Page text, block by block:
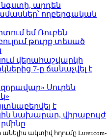
արդեն
ողբերգական
եմ Ռուբեն
թուրք տեսած
վերահաշվարկի
7-ը ճանաչվել է
Սուրեն
է
նախարար, վիրաբույժ
անելիս ակտիվ հղումը Lurer.com-